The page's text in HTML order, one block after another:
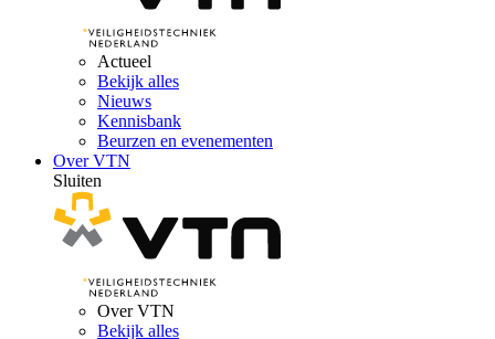
Actueel
Bekijk alles
Nieuws
Kennisbank
Beurzen en evenementen
Over VTN
Sluiten
Over VTN
Bekijk alles